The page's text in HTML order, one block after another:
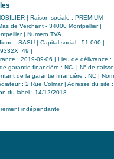
| Raison sociale : PREMIUM
de Verchant - 34000 Montpellier |
| Numero TVA
: SASU | Capital social : 51 000 |
49 |
: 2019-09-06 | Lieu de délivrance :
garantie financière : NC. | N° de caisse
de la garantie financière : NC | Nom
: 2 Rue Colmar | Adresse du site :
du label : 14/12/2018
indépendante